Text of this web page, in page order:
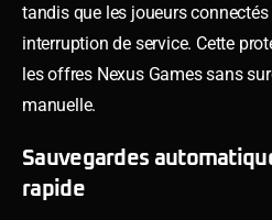
tandis que les joueurs
interruption de service. Cette
les offres Nexus Games sans
manuelle.
Sauvegardes
rapide